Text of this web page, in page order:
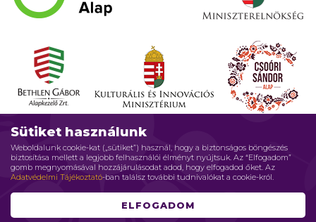
Sütiket használunk
Weboldalunk cookie-kat („sütiket”) használ, hogy a biztonságos böngészés
biztosítása mellett a legjobb felhasználói élményt nyújtsuk. Az “Elfogadom”
gomb megnyomásával hozzájárulásodat adod, hogy elfogadod őket. Az
Adatvédelmi Tájékoztató-ban találsz további tudnivalókat a cookie-król.
ELFOGADOM
Impresszum Adatvédelmi elvek Jogi nyilatkozat